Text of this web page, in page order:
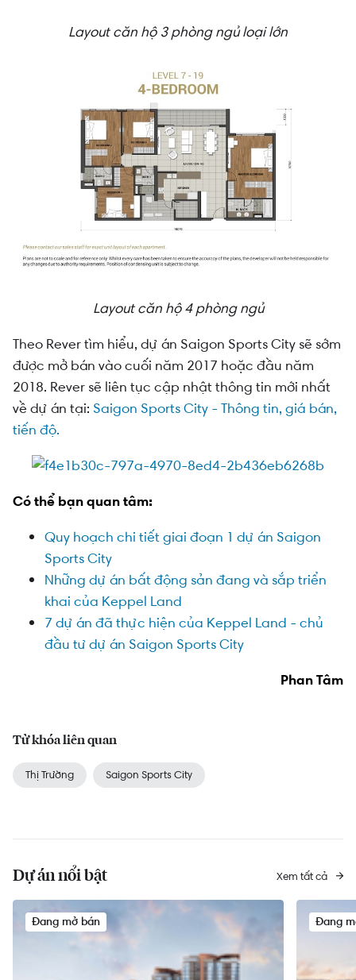
Layout căn hộ 3 phòng ngủ loại lớn
Layout căn hộ 4 phòng ngủ
Theo Rever tìm hiểu, dự án Saigon Sports City sẽ sớm
được mở bán vào cuối năm 2017 hoặc đầu năm
2018. Rever sẽ liên tục cập nhật thông tin mới nhất
về dự án tại: Saigon Sports City - Thông tin, giá bán,
tiến độ.
Có thể bạn quan tâm:
Quy hoạch chi tiết giai đoạn 1 dự án Saigon
Sports City
Những dự án bất động sản đang và sắp triển
khai của Keppel Land
7 dự án đã thực hiện của Keppel Land - chủ
đầu tư dự án Saigon Sports City
Phan Tâm
Từ khóa liên quan
Thị Trường Saigon Sports City
Dự án nổi bật Xem tất cả
Đang mở bán Đang